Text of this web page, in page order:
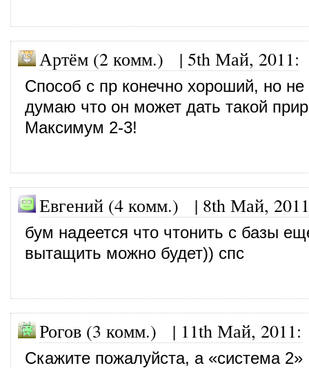
Артём (2 комм.) | 5th Май, 2011:
Способ с пр конечно хороший, но не
думаю что он может дать такой
Максимум 2-3!
Евгений (4 комм.) | 8th Май, 2011
бум надеется что чтонить с базы
вытащить можно будет)) спс
Рогов (3 комм.) | 11th Май, 2011:
Скажите пожалуйста, а «система 2»